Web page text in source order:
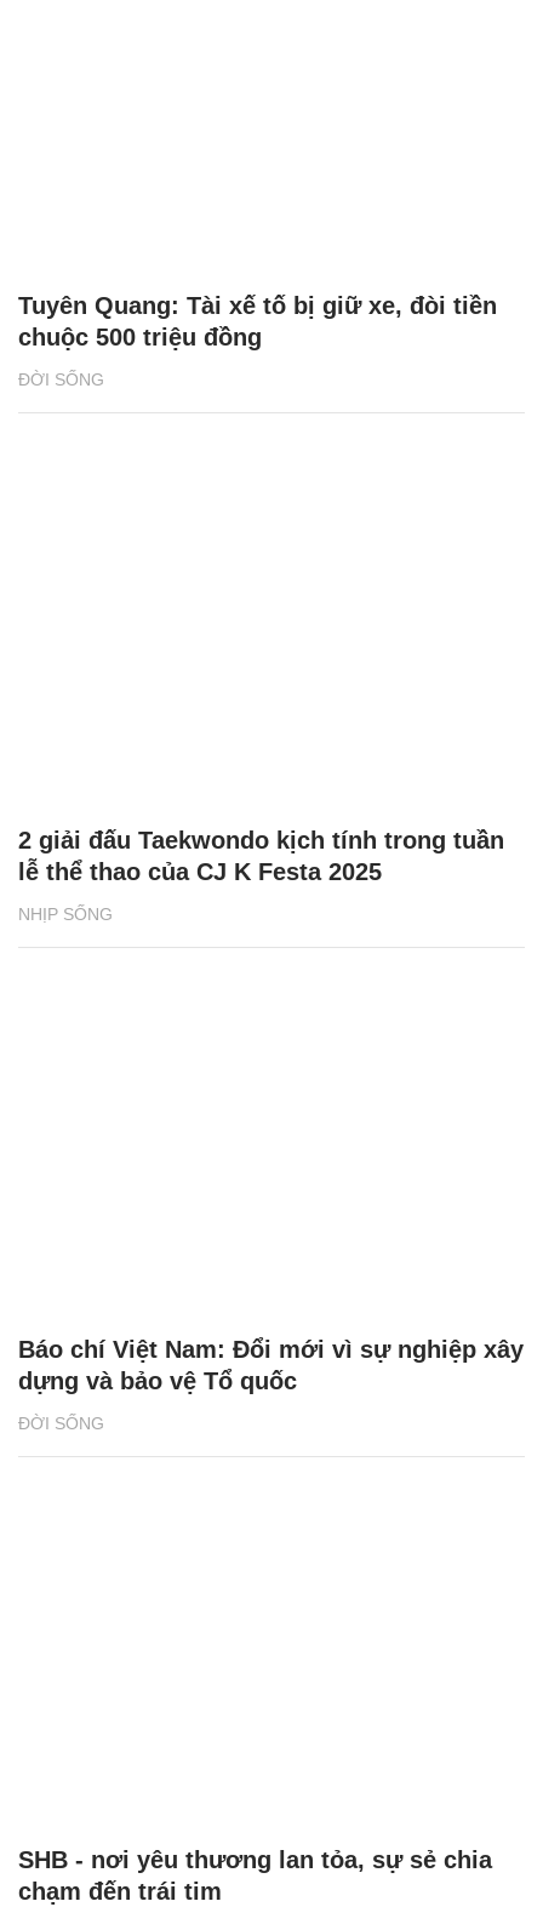
ĐỜI SỐNG
Tuyên Quang: Tài xế tố bị giữ xe, đòi tiền
chuộc 500 triệu đồng
NHỊP SỐNG
2 giải đấu Taekwondo kịch tính trong tuần
lễ thể thao của CJ K Festa 2025
ĐỜI SỐNG
Báo chí Việt Nam: Đổi mới vì sự nghiệp xây
dựng và bảo vệ Tổ quốc
SHB - nơi yêu thương lan tỏa, sự sẻ chia
chạm đến trái tim